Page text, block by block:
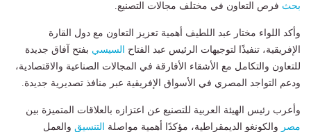
بحث فرص التعاون في مختلف مجالات التصنيع.
وأكد اللواء مختار عبد اللطيف أهمية تعزيز التعاون مع دول القارة
الإفريقية، تنفيذًا لتوجيهات الرئيس عبد الفتاح
السيسي بفتح آفاق جديدة
للتعاون والتكامل مع الأشقاء الأفارقة في المجالات الصناعية والاقتصادية،
ودعم التواجد المصري في الأسواق الإفريقية عبر منافذ تصديرية جديدة.
وأعرب رئيس الهيئة العربية للتصنيع عن اعتزازه بالعلاقات المتميزة بين
مصر والكونغو الديمقراطية، مؤكدًا أهمية مواصلة التنسيق والعمل